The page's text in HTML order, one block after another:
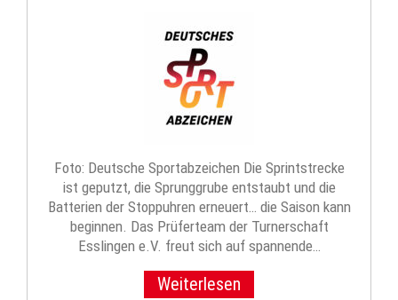
Foto: Deutsche Sportabzeichen Die Sprintstrecke
ist geputzt, die Sprunggrube entstaubt und die
Batterien der Stoppuhren erneuert… die Saison kann
beginnen. Das Prüferteam der Turnerschaft
Esslingen e.V. freut sich auf spannende…
Weiterlesen